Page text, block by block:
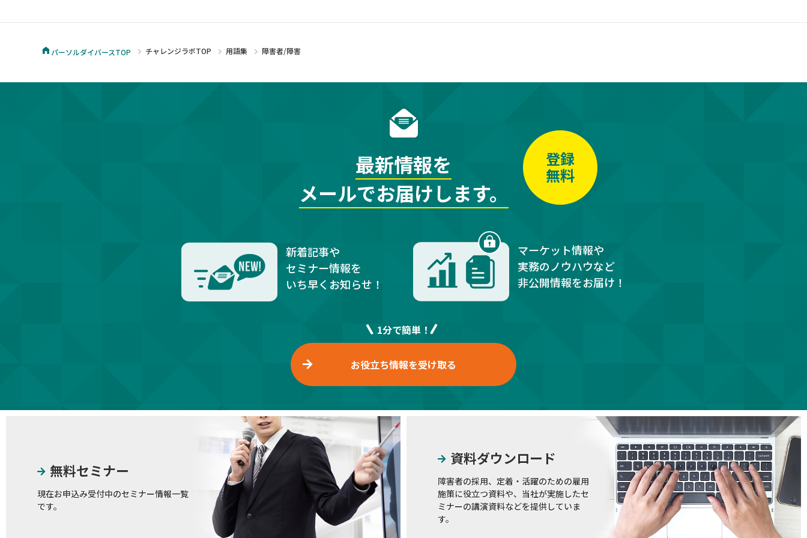
パーソルダイバースTOP チャレンジラボTOP 用語集 障害者/障害
最新情報を
メールでお届けします。
登録
無料
新着記事や
セミナー情報を
いち早くお知らせ！
マーケット情報や
実務のノウハウなど
非公開情報をお届け！
1分で簡単！
お役立ち情報を受け取る
無料セミナー
現在お申込み受付中のセミナー情報一覧
です。
資料ダウンロード
障害者の採用、定着・活躍のための雇用
施策に役立つ資料や、当社が実施したセ
ミナーの講演資料などを提供していま
す。